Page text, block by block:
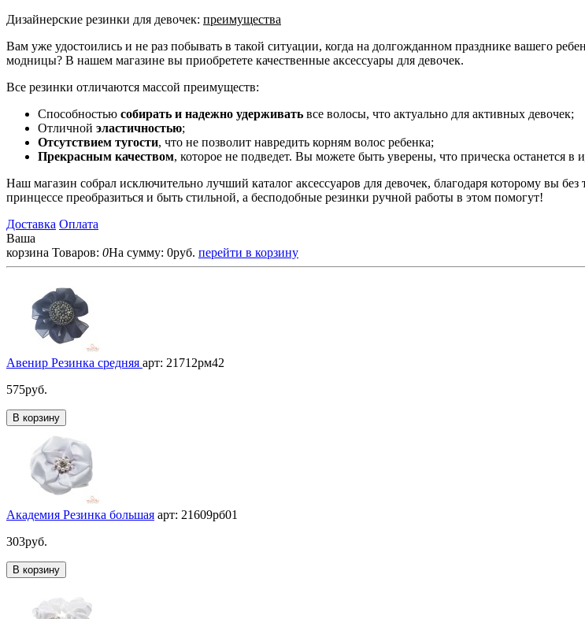
Дизайнерские резинки для девочек: преимущества
Вам уже удостоились и не раз побывать в такой ситуации, когда на долгожданном празднике вашего
модницы? В нашем магазине вы приобретете качественные аксессуары для девочек.
Все резинки отличаются массой преимуществ:
Способностью собирать и надежно удерживать все волосы, что актуально для активных девочек;
Отличной эластичностью;
Отсутствием тугости, что не позволит навредить корням волос ребенка;
Прекрасным качеством, которое не подведет. Вы можете быть уверены, что прическа останется в
Наш магазин собрал исключительно лучший каталог аксессуаров для девочек, благодаря которому вы
принцессе преобразиться и быть стильной, а бесподобные резинки ручной работы в этом помогут!
Доставка Оплата
Ваша
корзина Товаров: 0На сумму: 0руб. перейти в корзину
Авенир Резинка средняя арт: 21712рм42
575руб.
В корзину
Академия Резинка большая арт: 21609рб01
303руб.
В корзину